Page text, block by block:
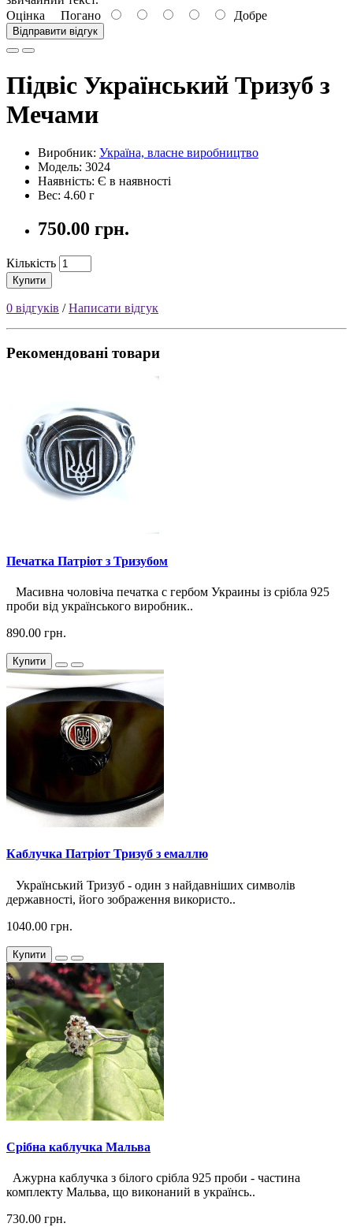
Оцінка Погано Добре
Відправити відгук
Підвіс Український Тризуб з
Мечами
Виробник: Україна, власне виробництво
Модель: 3024
Наявність: Є в наявності
Вес: 4.60 г
750.00 грн.
Кількість
Купити
0 відгуків /Написати відгук
Рекомендовані товари
Печатка Патріот з Тризубом
Масивна чоловіча печатка с гербом Украины із срібла 925
проби від українського виробник..
890.00 грн.
Купити
Каблучка Патріот Тризуб з емаллю
Український Тризуб - один з найдавніших символів
державності, його зображення використо..
1040.00 грн.
Купити
Срібна каблучка Мальва
Ажурна каблучка з білого срібла 925 проби - частина
комплекту Мальва, що виконаний в українсь..
730.00 грн.